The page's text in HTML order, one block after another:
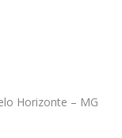
Horizonte – MG